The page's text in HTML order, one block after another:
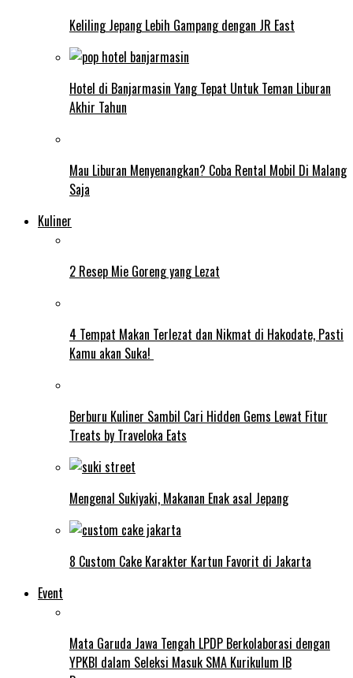
Keliling Jepang Lebih Gampang dengan JR East
Hotel di Banjarmasin Yang Tepat Untuk Teman Liburan
Akhir Tahun
Mau Liburan Menyenangkan? Coba Rental Mobil Di Malang
Saja
Kuliner
2 Resep Mie Goreng yang Lezat
4 Tempat Makan Terlezat dan Nikmat di Hakodate, Pasti
Kamu akan Suka!
Berburu Kuliner Sambil Cari Hidden Gems Lewat Fitur
Treats by Traveloka Eats
Mengenal Sukiyaki, Makanan Enak asal Jepang
8 Custom Cake Karakter Kartun Favorit di Jakarta
Event
Mata Garuda Jawa Tengah LPDP Berkolaborasi dengan
YPKBI dalam Seleksi Masuk SMA Kurikulum IB